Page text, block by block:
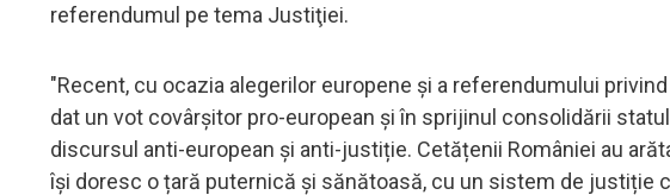
referendumul pe tema Justiţiei.
"Recent, cu ocazia alegerilor europene și a referendumului
dat un vot covârșitor pro-european și în sprijinul consolidării
discursul anti-european și anti-justiție. Cetățenii României au
își doresc o țară puternică și sănătoasă, cu un sistem de justiție